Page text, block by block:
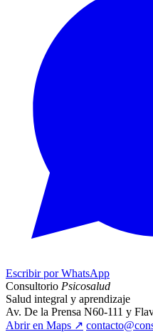
Escribir por WhatsApp
Consultorio Psicosalud
Salud integral y aprendizaje
Av. De la Prensa N60-111 y
Abrir en Maps ↗